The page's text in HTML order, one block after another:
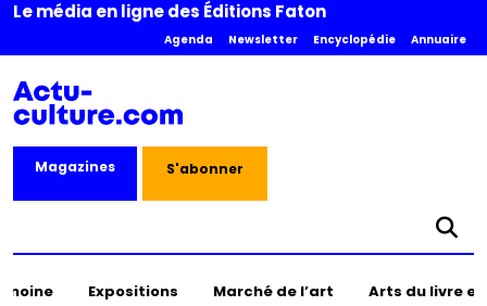
Le média en ligne des Éditions Faton
Agenda Newsletter Encyclopédie Annuaire
Magazines S'abonner
Expositions Marché de l’art Arts du livre